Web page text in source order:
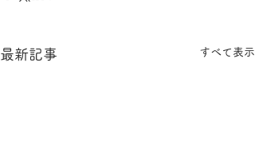
最新記事 すべて表示